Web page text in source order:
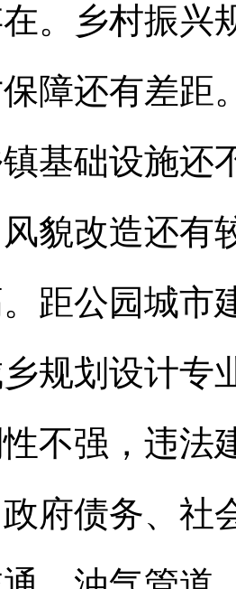
。乡村振兴
障还有差距
基础设施还
貌改造还有
距公园城市
规划设计专
不强，违法
府债务、社